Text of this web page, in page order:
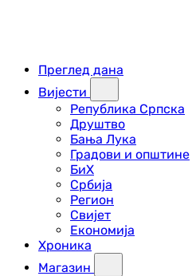
Преглед дана
Вијести
Република Српска
Друштво
Бања Лука
Градови и општине
БиХ
Србија
Регион
Свијет
Економија
Хроника
Магазин